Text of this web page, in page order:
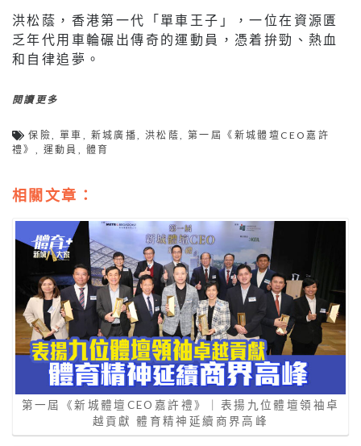
洪松蔭，香港第一代「單車王子」，一位在資源匱
乏年代用車輪碾出傳奇的運動員，憑着拚勁、熱血
和自律追夢。
閱讀更多
保險,單車 , 新城廣播,洪松蔭,第一屆《新城體壇CEO嘉許
禮》 , 運動員 , 體育
相關文章：
第一屆《新城體壇CEO嘉許禮》｜表揚九位體壇領袖卓
越貢獻 體育精神延續商界高峰